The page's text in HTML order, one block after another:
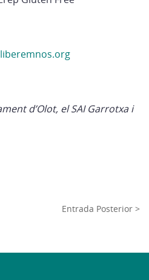
d’Olot, el SAI Garrotxa i
Entrada Posterior >